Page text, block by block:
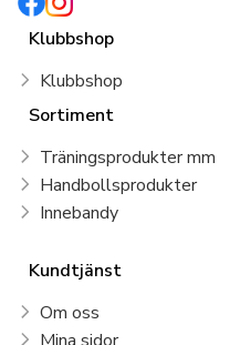
Klubbshop
Klubbshop
Sortiment
Träningsprodukter mm
Handbollsprodukter
Innebandy
Kundtjänst
Om oss